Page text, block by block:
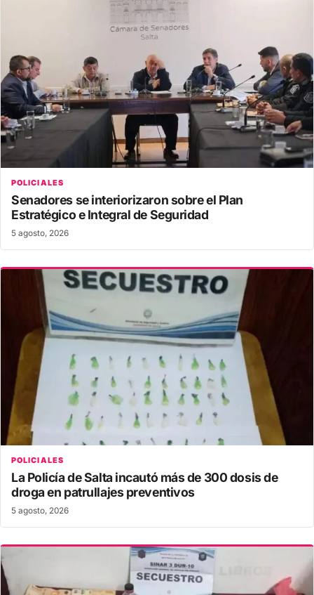
POLICIALES
Senadores se interiorizaron sobre el Plan
Estratégico e Integral de Seguridad
5 agosto, 2026
POLICIALES
La Policía de Salta incautó más de 300 dosis de
droga en patrullajes preventivos
5 agosto, 2026